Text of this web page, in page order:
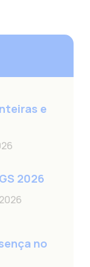
e
2026
no